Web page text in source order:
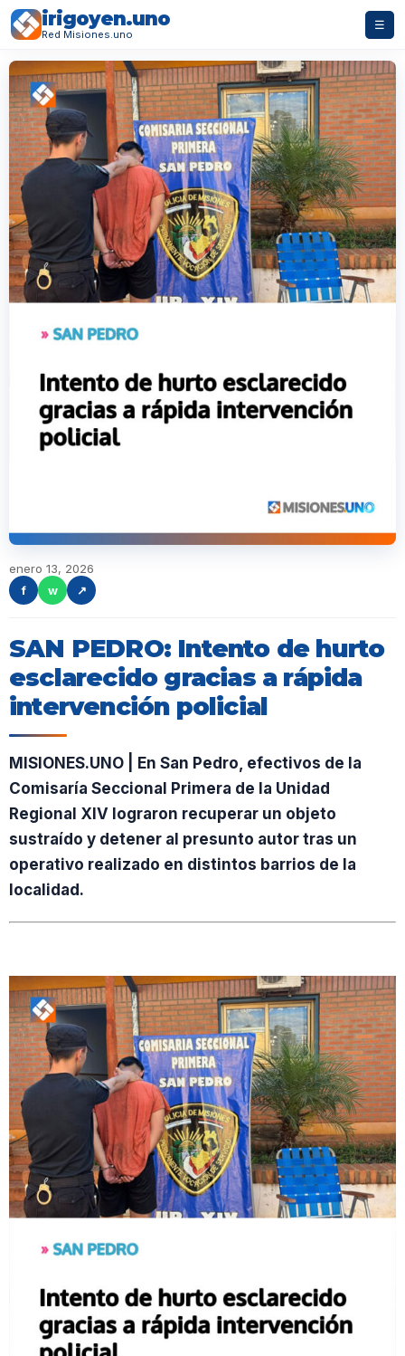
irigoyen.uno
Red Misiones.uno
☰
enero 13, 2026
f
w ↗
SAN PEDRO: Intento de hurto
esclarecido gracias a rápida
intervención policial
MISIONES.UNO | En San Pedro, efectivos de la
Comisaría Seccional Primera de la Unidad
Regional XIV lograron recuperar un objeto
sustraído y detener al presunto autor tras un
operativo realizado en distintos barrios de la
localidad.